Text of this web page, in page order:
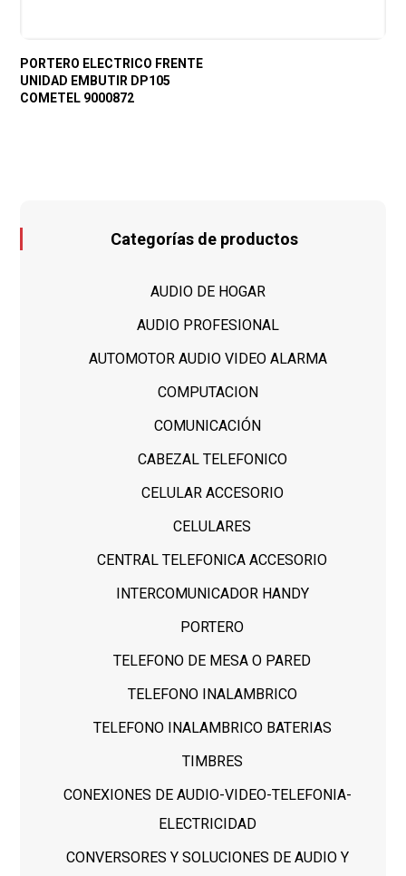
PORTERO ELECTRICO FRENTE
UNIDAD EMBUTIR DP105
COMETEL 9000872
Categorías de productos
AUDIO DE HOGAR
AUDIO PROFESIONAL
AUTOMOTOR AUDIO VIDEO ALARMA
COMPUTACION
COMUNICACIÓN
CABEZAL TELEFONICO
CELULAR ACCESORIO
CELULARES
CENTRAL TELEFONICA ACCESORIO
INTERCOMUNICADOR HANDY
PORTERO
TELEFONO DE MESA O PARED
TELEFONO INALAMBRICO
TELEFONO INALAMBRICO BATERIAS
TIMBRES
CONEXIONES DE AUDIO-VIDEO-TELEFONIA-
ELECTRICIDAD
CONVERSORES Y SOLUCIONES DE AUDIO Y